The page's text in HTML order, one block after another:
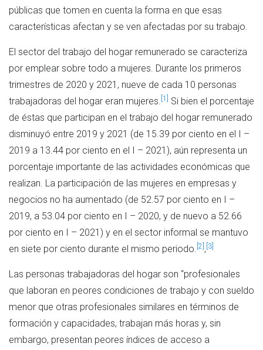
públicas que tomen en cuenta la forma en que esas
características afectan y se ven afectadas por su trabajo.
El sector del trabajo del hogar remunerado se caracteriza
por emplear sobre todo a mujeres. Durante los primeros
trimestres de 2020 y 2021, nueve de cada 10 personas
trabajadoras del hogar eran mujeres. [1]
Si bien el porcentaje
de éstas que participan en el trabajo del hogar remunerado
disminuyó entre 2019 y 2021 (de 15.39 por ciento en el I –
2019 a 13.44 por ciento en el I – 2021), aún representa un
porcentaje importante de las actividades económicas que
realizan. La participación de las mujeres en empresas y
negocios no ha aumentado (de 52.57 por ciento en I –
2019, a 53.04 por ciento en I – 2020, y de nuevo a 52.66
por ciento en I – 2021) y en el sector informal se mantuvo
en siete por ciento durante el mismo periodo. [2] , [3]
Las personas trabajadoras del hogar son “profesionales
que laboran en peores condiciones de trabajo y con sueldo
menor que otras profesionales similares en términos de
formación y capacidades, trabajan más horas y, sin
embargo, presentan peores índices de acceso a